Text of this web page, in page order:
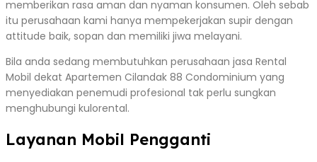
memberikan rasa aman dan nyaman konsumen. Oleh sebab
itu perusahaan kami hanya mempekerjakan supir dengan
attitude baik, sopan dan memiliki jiwa melayani.
Bila anda sedang membutuhkan perusahaan jasa Rental
Mobil dekat Apartemen Cilandak 88 Condominium yang
menyediakan penemudi profesional tak perlu sungkan
menghubungi kulorental.
Layanan Mobil Pengganti